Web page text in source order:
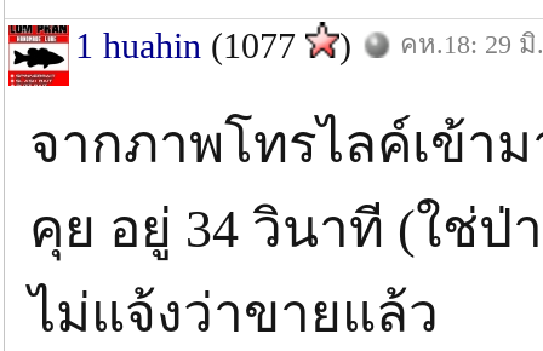
1 huahin (1077 ) คห.18: 29 มิ
จากภาพโทรไลค์เข้า
คุย อยู่ 34 วินาที (ใช่
ไม่แจ้งว่าขายแล้ว